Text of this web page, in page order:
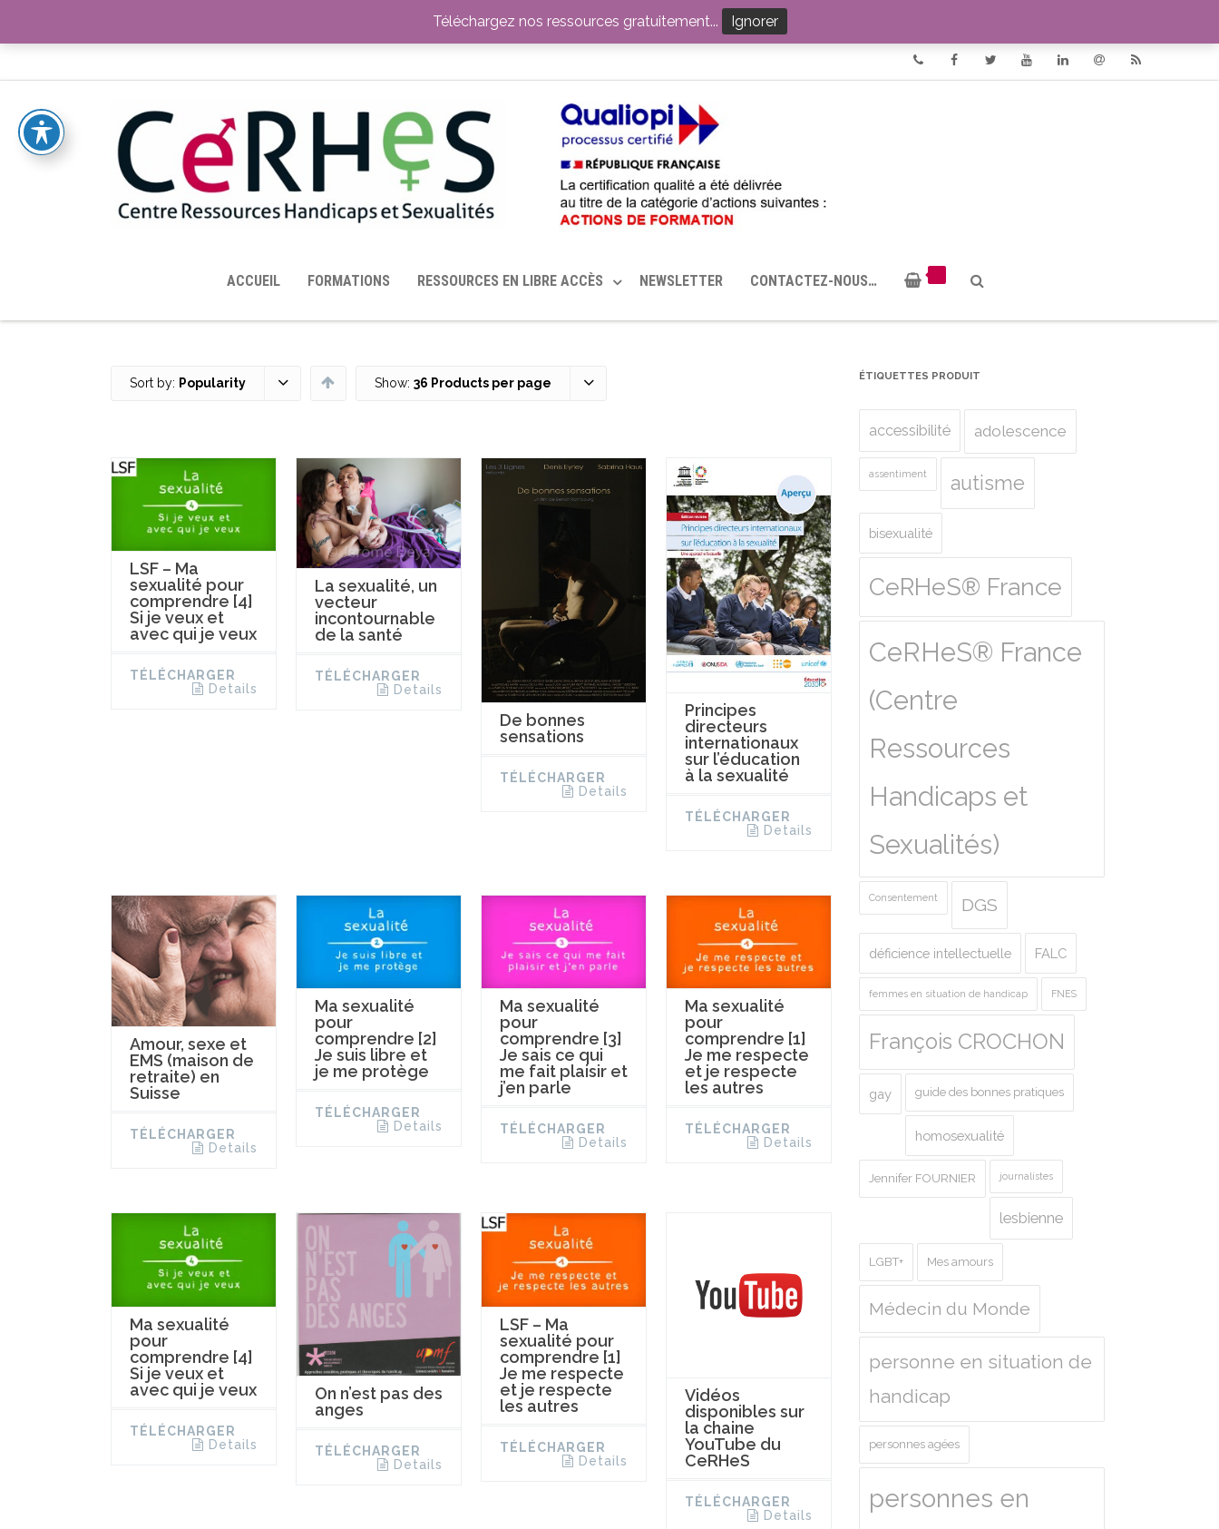
TOUTES LES RESSOURCES MISES À DISPOSITION PAR LE CERHES® FRANCE OUTILS EN SANTÉ SEXUELLE
ACCUEIL FORMATIONS RESSOURCES EN LIBRE ACCÈS NEWSLETTER CONTACTEZ-NOUS…
Sort by: Popularity Show: 36 Products per page
LSF – Ma
sexualité pour
comprendre [4]
Si je veux et
avec qui je veux
TÉLÉCHARGER
Details
La sexualité, un
vecteur
incontournable
de la santé
TÉLÉCHARGER
Details
De bonnes
sensations
TÉLÉCHARGER
Details
Principes
directeurs
internationaux
sur l’éducation
à la sexualité
TÉLÉCHARGER
Details
Amour, sexe et
EMS (maison de
retraite) en
Suisse
TÉLÉCHARGER
Details
Ma sexualité
pour
comprendre [2]
Je suis libre et
je me protège
TÉLÉCHARGER
Details
Ma sexualité
pour
comprendre [3]
Je sais ce qui
me fait plaisir et
j’en parle
TÉLÉCHARGER
Details
Ma sexualité
pour
comprendre [1]
Je me respecte
et je respecte
les autres
TÉLÉCHARGER
Details
Ma sexualité
pour
comprendre [4]
Si je veux et
avec qui je veux
TÉLÉCHARGER
Details
On n’est pas des
anges
TÉLÉCHARGER
Details
LSF – Ma
sexualité pour
comprendre [1]
Je me respecte
et je respecte
les autres
TÉLÉCHARGER
Details
Vidéos
disponibles sur
la chaine
YouTube du
CeRHeS
TÉLÉCHARGER
Details
ÉTIQUETTES PRODUIT
accessibilité adolescence
assentiment autisme
bisexualité
CeRHeS® France
CeRHeS® France
(Centre
Ressources
Handicaps et
Sexualités)
Consentement DGS
déficience intellectuelle FALC
femmes en situation de handicap FNES
François CROCHON
gay guide des bonnes pratiques
homosexualité
Jennifer FOURNIER journalistes
lesbienne
LGBT+ Mes amours
Médecin du Monde
personne en situation de
handicap
personnes agées
personnes en
Téléchargez nos ressources gratuitement... Ignorer